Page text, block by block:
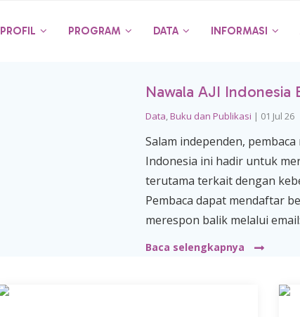
PROFIL PROGRAM DATA INFORMASI
Nawala AJI Indonesia
Data,Buku dan Publikasi | 01 Jul 26
Salam independen, pembaca
Indonesia ini hadir untuk
terutama terkait dengan
Pembaca dapat mendaftar
merespon balik melalui
Baca selengkapnya